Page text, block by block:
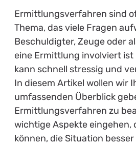
Ermittlungsverfahren sind
Thema, das viele Fragen
Beschuldigter, Zeuge oder
eine Ermittlung involviert ist
kann schnell stressig und
In diesem Artikel wollen wir
umfassenden Überblick
Ermittlungsverfahren zu
wichtige Aspekte eingehen,
können, die Situation